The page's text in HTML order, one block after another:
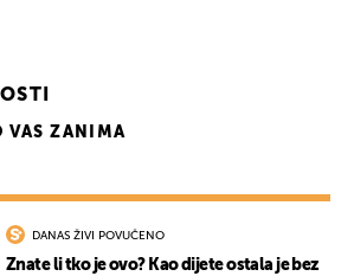
VAS ZANIMA
DANAS ŽIVI POVUČENO
Znate li tko je ovo? Kao dijete ostala je bez